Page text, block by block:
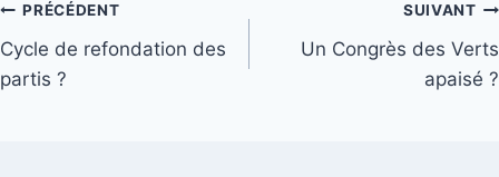
Navigation
de
PRÉCÉDENT
Cycle de refondation des
partis ?
SUIVANT
Un Congrès des Verts
apaisé ?